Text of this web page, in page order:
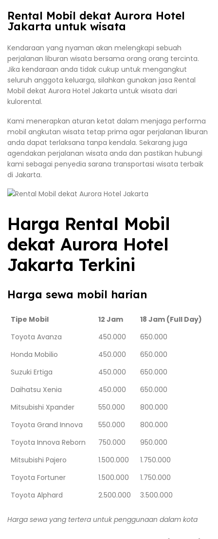
Rental Mobil dekat Aurora Hotel
Jakarta untuk wisata
Kendaraan yang nyaman akan melengkapi sebuah
perjalanan liburan wisata bersama orang orang tercinta.
Jika kendaraan anda tidak cukup untuk mengangkut
seluruh anggota keluarga, silahkan gunakan jasa Rental
Mobil dekat Aurora Hotel Jakarta untuk wisata dari
kulorental.
Kami menerapkan aturan ketat dalam menjaga performa
mobil angkutan wisata tetap prima agar perjalanan liburan
anda dapat terlaksana tanpa kendala. Sekarang juga
agendakan perjalanan wisata anda dan pastikan hubungi
kami sebagai penyedia sarana transportasi wisata terbaik
di Jakarta.
Harga Rental Mobil
dekat Aurora Hotel
Jakarta Terkini
Harga sewa mobil harian
Tipe Mobil 12 Jam
18 Jam (Full Day)
Toyota Avanza
450.000
650.000
Honda Mobilio
450.000
650.000
Suzuki Ertiga
450.000
650.000
Daihatsu Xenia
450.000
650.000
Mitsubishi Xpander
550.000
800.000
Toyota Grand Innova
550.000
800.000
Toyota Innova Reborn
750.000
950.000
Mitsubishi Pajero
1.500.000
1.750.000
Toyota Fortuner
1.500.000
1.750.000
Toyota Alphard
2.500.000 3.500.000
Harga sewa yang tertera untuk penggunaan dalam kota